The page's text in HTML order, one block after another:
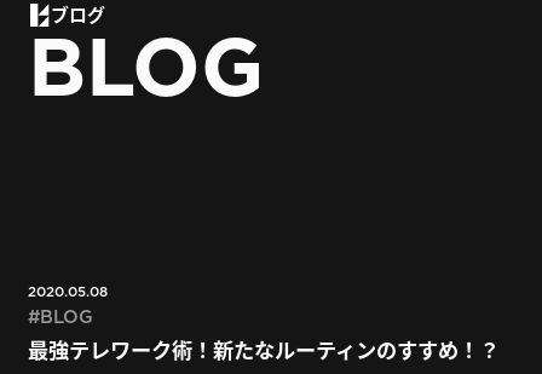
ブログ
BLOG
2020.05.08
BLOG
最強テレワーク術！新たなルーティンのすすめ！？